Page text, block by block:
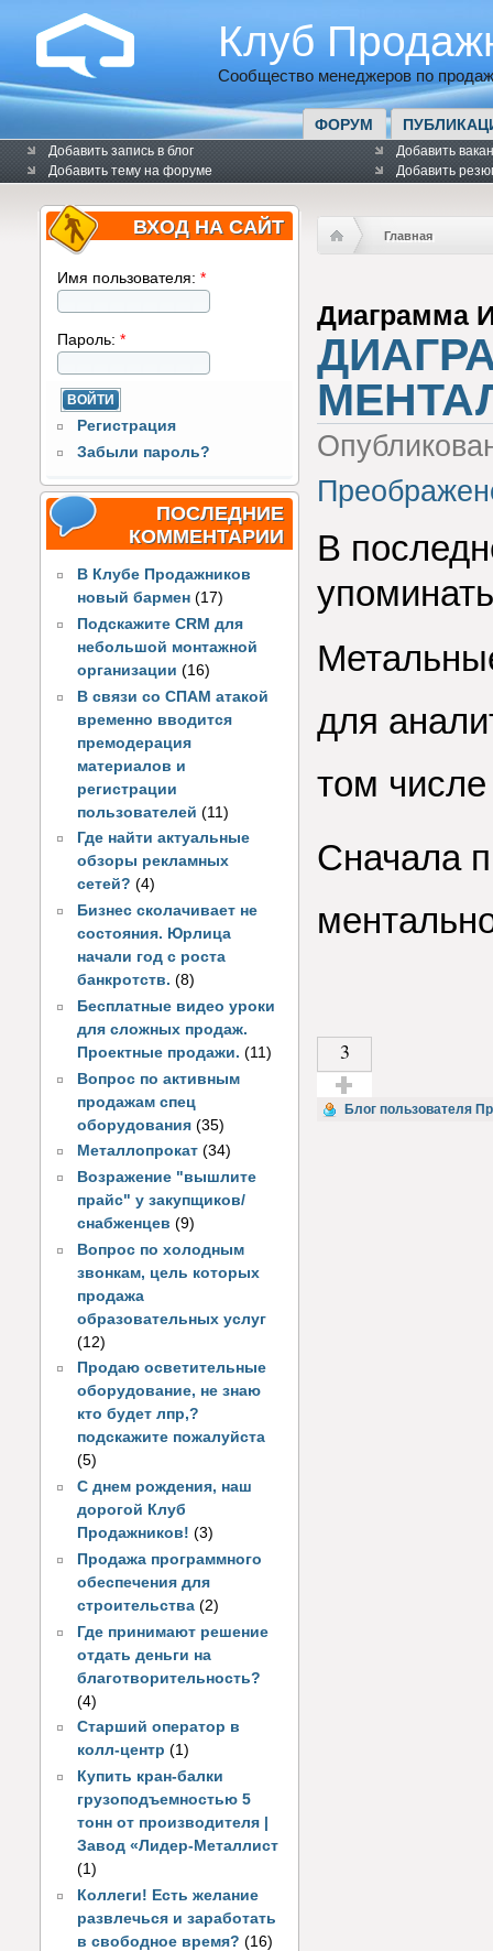
Клуб
Сообщество менеджеров по
ФОРУМ
Добавить запись в блог
Добавить тему на форуме
Добавить
Добавить
ВХОД НА САЙТ
Имя пользователя: *
Пароль: *
Регистрация
Забыли пароль?
ПОСЛЕДНИЕ
КОММЕНТАРИИ
В Клубе Продажников
новый бармен (17)
Подскажите CRM для
небольшой монтажной
организации (16)
В связи со СПАМ атакой
временно вводится
премодерация
материалов и
регистрации
пользователей(11)
Где найти актуальные
обзоры рекламных
сетей? (4)
Бизнес сколачивает не
состояния. Юрлица
начали год с роста
банкротств. (8)
Бесплатные видео уроки
для сложных продаж.
Проектные продажи. (11)
Вопрос по активным
продажам спец
оборудования (35)
Металлопрокат (34)
Возражение "вышлите
прайс" у закупщиков/
снабженцев (9)
Вопрос по холодным
звонкам, цель которых
продажа
образовательных услуг
(12)
Продаю осветительные
оборудование, не знаю
кто будет лпр,?
подскажите пожалуйста
(5)
С днем рождения, наш
дорогой Клуб
Продажников! (3)
Продажа программного
обеспечения для
строительства (2)
Где принимают решение
отдать деньги на
благотворительность?
(4)
Старший оператор в
колл-центр (1)
Купить кран-балки
грузоподъемностью 5
тонн от производителя |
Завод «Лидер-Металлист
(1)
Коллеги! Есть желание
развлечься и заработать
в свободное время? (16)
Главная
Диаграмма
В
для
том
Сначала
3
Голос за!
Блог пользователя